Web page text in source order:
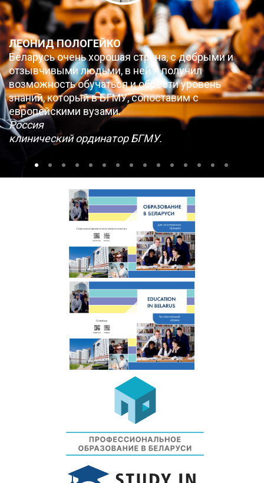
ЛЕОНИД ПОЛОГЕЙКО
Беларусь очень хорошая страна, с добрыми и
отзывчивыми людьми, в ней я получил
возможность обучаться и обрести уровень
знаний, который в БГМУ, сопоставим с
европейскими вузами.
Россия
клинический ординатор БГМУ.